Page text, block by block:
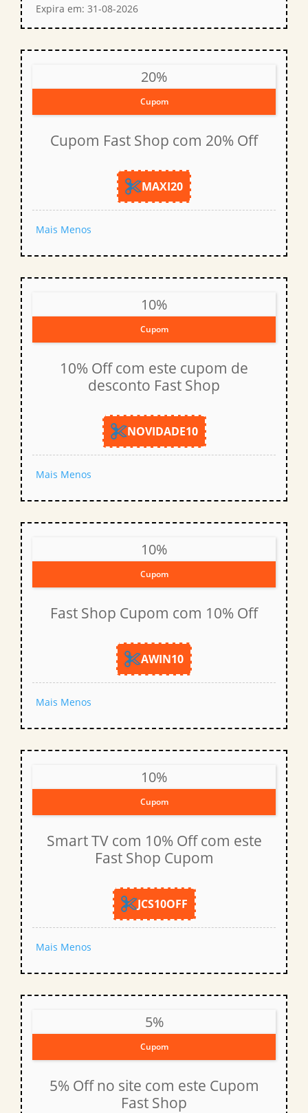
Expira em: 31-08-2026
20%
Cupom
Cupom Fast Shop com 20% Off
MAXI20
Mais Menos
10%
Cupom
10% Off com este cupom de
desconto Fast Shop
NOVIDADE10
Mais Menos
10%
Cupom
Fast Shop Cupom com 10% Off
AWIN10
Mais Menos
10%
Cupom
Smart TV com 10% Off com este
Fast Shop Cupom
JCS10OFF
Mais Menos
5%
Cupom
5% Off no site com este Cupom
Fast Shop